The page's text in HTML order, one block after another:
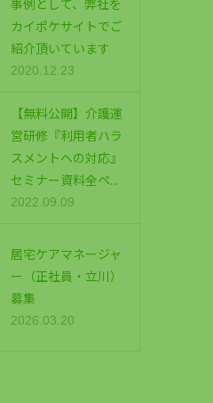
カイポケサイトでご
紹介頂いています
2020.12.23
【無料公開】介護運
営研修『利用者ハラ
スメントへの対応』
セミナー資料全ペ...
2022.09.09
居宅ケアマネージャ
ー（正社員・立川）
募集
2026.03.20